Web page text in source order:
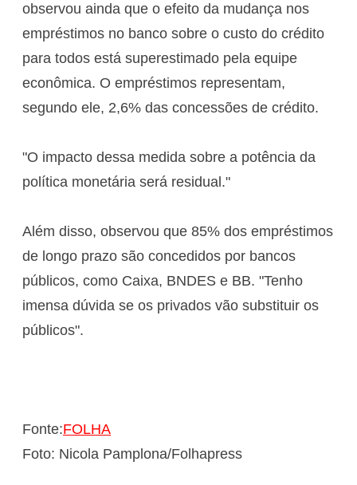
observou ainda que o efeito da mudança nos
empréstimos no banco sobre o custo do crédito
para todos está superestimado pela equipe
econômica. O empréstimos representam,
segundo ele, 2,6% das concessões de crédito.
"O impacto dessa medida sobre a potência da
política monetária será residual."
Além disso, observou que 85% dos empréstimos
de longo prazo são concedidos por bancos
públicos, como Caixa, BNDES e BB. "Tenho
imensa dúvida se os privados vão substituir os
públicos".
Fonte:FOLHA
Foto: Nicola Pamplona/Folhapress